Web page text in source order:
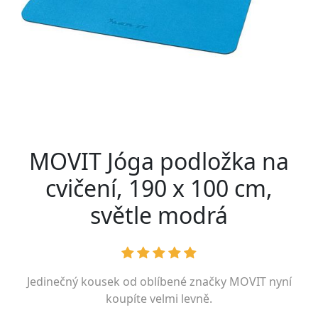
MOVIT Jóga podložka na
cvičení, 190 x 100 cm,
světle modrá
Jedinečný kousek od oblíbené značky MOVITnyní
koupíte velmi levně.